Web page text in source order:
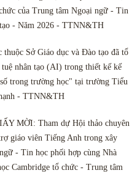
của Trung tâm Ngoại ngữ - Tin
- Năm 2026 - TTNN&TH
Sở Giáo dục và Đào tạo đã tổ
nhân tạo (AI) trong thiết kế kế
trong trường học" tại trường Tiểu
- TTNN&TH
MỜI: Tham dự Hội thảo chuyên
giáo viên Tiếng Anh trong xây
- Tin học phối hợp cùng Nhà
Cambridge tổ chức - Trung tâm